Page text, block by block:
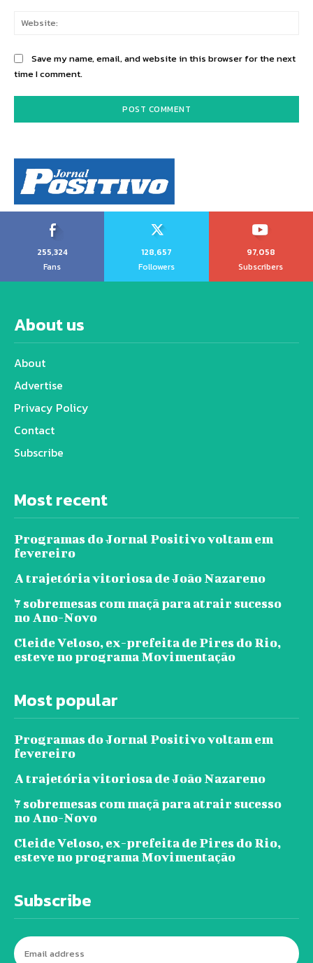
Save my name, email, and website in this browser for the next
time I comment.
255,324
Fans
128,657
Followers
97,058
Subscribers
About us
About
Advertise
Privacy Policy
Contact
Subscribe
Most recent
Programas do Jornal Positivo voltam em
fevereiro
A trajetória vitoriosa de João Nazareno
7 sobremesas com maçã para atrair sucesso
no Ano-Novo
Cleide Veloso, ex-prefeita de Pires do Rio,
esteve no programa Movimentação
Most popular
Programas do Jornal Positivo voltam em
fevereiro
A trajetória vitoriosa de João Nazareno
7 sobremesas com maçã para atrair sucesso
no Ano-Novo
Cleide Veloso, ex-prefeita de Pires do Rio,
esteve no programa Movimentação
Subscribe